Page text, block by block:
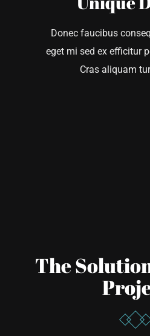
Donec faucibus
eget mi sed ex efficitur
Cras aliquam
The